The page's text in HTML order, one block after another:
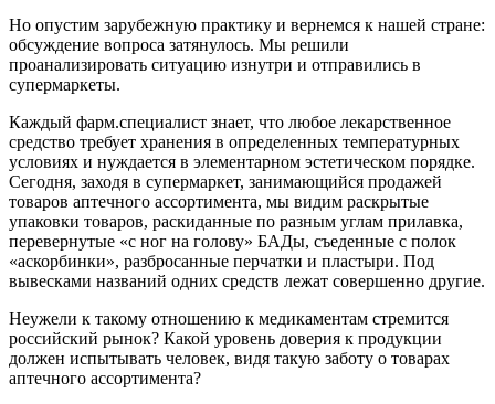
Но опустим зарубежную практику и вернемся к нашей стране:
обсуждение вопроса затянулось. Мы решили
проанализировать ситуацию изнутри и отправились в
супермаркеты.
Каждый фарм.специалист знает, что любое лекарственное
средство требует хранения в определенных температурных
условиях и нуждается в элементарном эстетическом порядке.
Сегодня, заходя в супермаркет, занимающийся продажей
товаров аптечного ассортимента, мы видим раскрытые
упаковки товаров, раскиданные по разным углам прилавка,
перевернутые «с ног на голову» БАДы, съеденные с полок
«аскорбинки», разбросанные перчатки и пластыри. Под
вывесками названий одних средств лежат совершенно другие.
Неужели к такому отношению к медикаментам стремится
российский рынок? Какой уровень доверия к продукции
должен испытывать человек, видя такую заботу о товарах
аптечного ассортимента?